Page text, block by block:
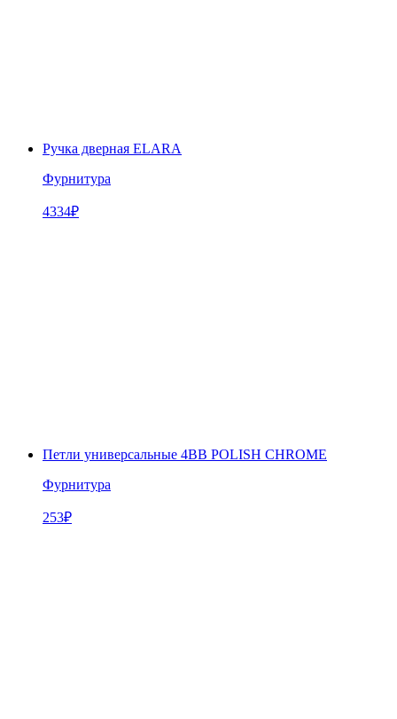
Ручка дверная ELARA
Фурнитура
4334₽
Петли универсальные 4BB POLISH CHROME
Фурнитура
253₽